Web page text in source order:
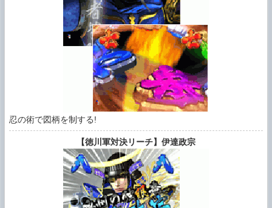
忍の術で図柄を制する!
【徳川軍対決リーチ】伊達政宗